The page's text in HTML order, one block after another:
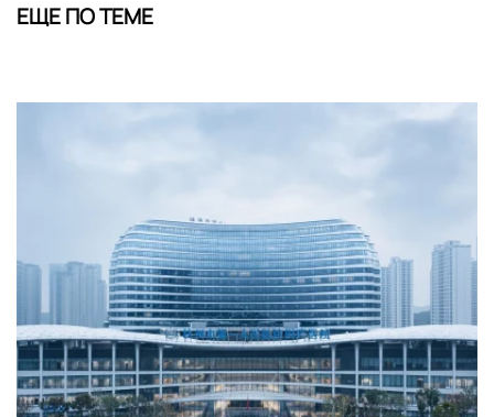
ЕЩЕ ПО ТЕМЕ